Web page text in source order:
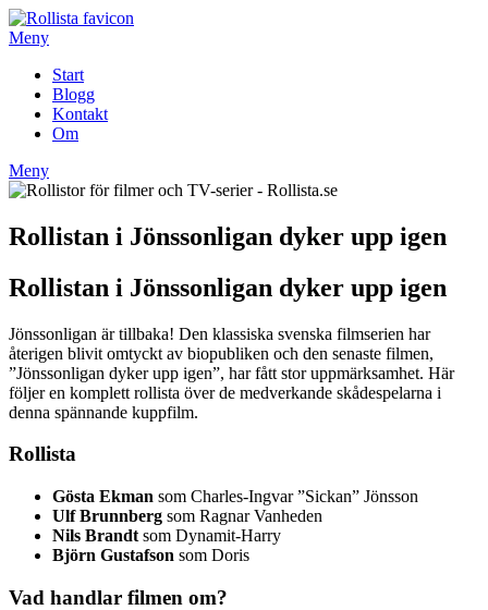
Hoppa
till
Meny
Start
Blogg
Kontakt
Om
Meny
Rollistan i Jönssonligan dyker upp igen
Rollistan i Jönssonligan dyker upp igen
Jönssonligan är tillbaka! Den klassiska svenska filmserien har
återigen blivit omtyckt av biopubliken och den senaste filmen,
”Jönssonligan dyker upp igen”, har fått stor uppmärksamhet. Här
följer en komplett rollista över de medverkande skådespelarna i
denna spännande kuppfilm.
Rollista
Gösta Ekman som Charles-Ingvar ”Sickan” Jönsson
Ulf Brunnberg som Ragnar Vanheden
Nils Brandt som Dynamit-Harry
Björn Gustafson som Doris
Vad handlar filmen om?